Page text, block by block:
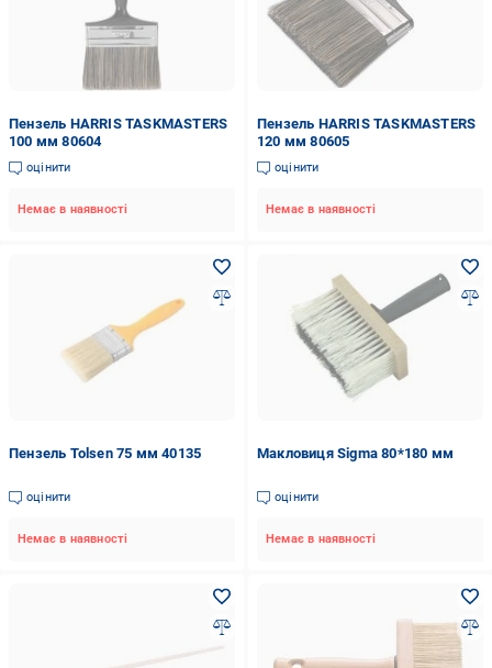
Пензель HARRIS TASKMASTERS
100 мм 80604
оцінити
Немає в наявності
Пензель HARRIS TASKMASTERS
120 мм 80605
оцінити
Немає в наявності
Пензель Tolsen 75 мм 40135
оцінити
Немає в наявності
Макловиця Sigma 80*180 мм
оцінити
Немає в наявності